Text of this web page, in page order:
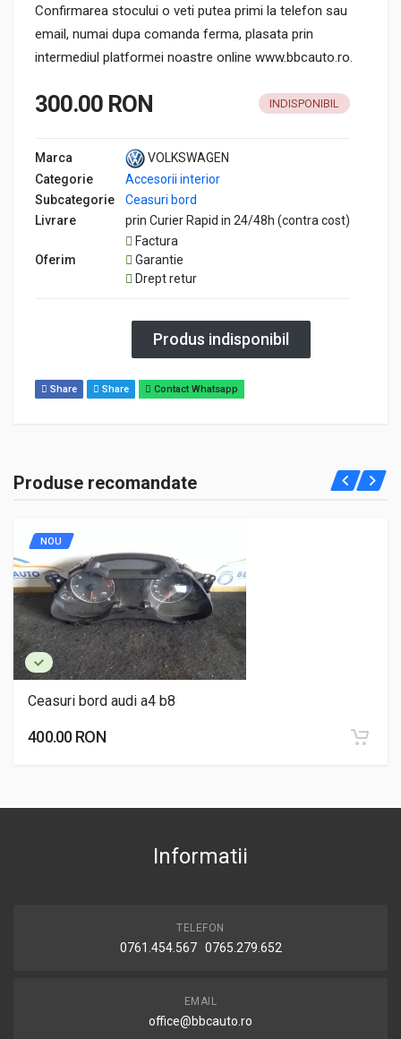
Confirmarea stocului o veti putea primi la telefon sau
email, numai dupa comanda ferma, plasata prin
intermediul platformei noastre online www.bbcauto.ro.
300.00 RON INDISPONIBIL
Marca
VOLKSWAGEN
Categorie
Accesorii interior
Subcategorie
Ceasuri bord
Livrare
prin Curier Rapid in 24/48h (contra cost)
Oferim
Factura
Garantie
Drept retur
Produs indisponibil
Share Share Contact Whatsapp
Produse recomandate
NOU
Ceasuri bord audi a4 b8
400.00 RON
Informatii
TELEFON
0761.454.567 0765.279.652
EMAIL
office@bbcauto.ro